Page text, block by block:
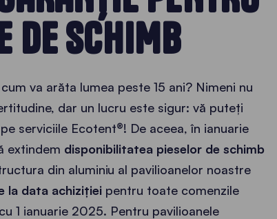
DE SCHIMB
va arăta lumea peste 15 ani? Nimeni nu
dar un lucru este sigur: vă puteți
serviciile Ecotent®! De aceea, în ianuarie
extindem disponibilitatea pieselor de schimb
din aluminiu al pavilioanelor noastre
la data achiziției pentru toate comenzile
1 ianuarie 2025. Pentru pavilioanele